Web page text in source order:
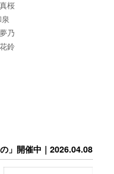
桜
乃
鈴
」開催中｜2026.04.08